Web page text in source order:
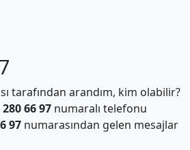
tarafından arandım, kim olabilir?
66 97numaralı telefonu
97numarasından gelen mesajlar